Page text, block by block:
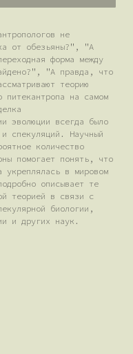
не
от обезьяны?", "А
форма между
"А правда, что
теорию
на самом
эволюции всегда было
спекуляций. Научный
количество
помогает понять, что
в мировом
описывает те
теорией в связи с
биологии,
и других наук.